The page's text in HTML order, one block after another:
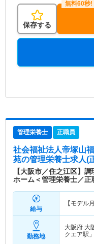
保存する
管理栄養士 正職員
社会福祉法人帝塚山
苑の管理栄養士求人(
【大阪市／住之江区】
ホーム＜管理栄養士／正
給与
【モデル
勤務地
大阪府 大
クエア駅